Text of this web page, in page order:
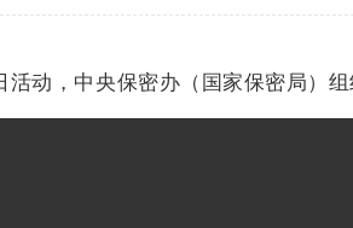
活动，中央保密办（国家保密局）